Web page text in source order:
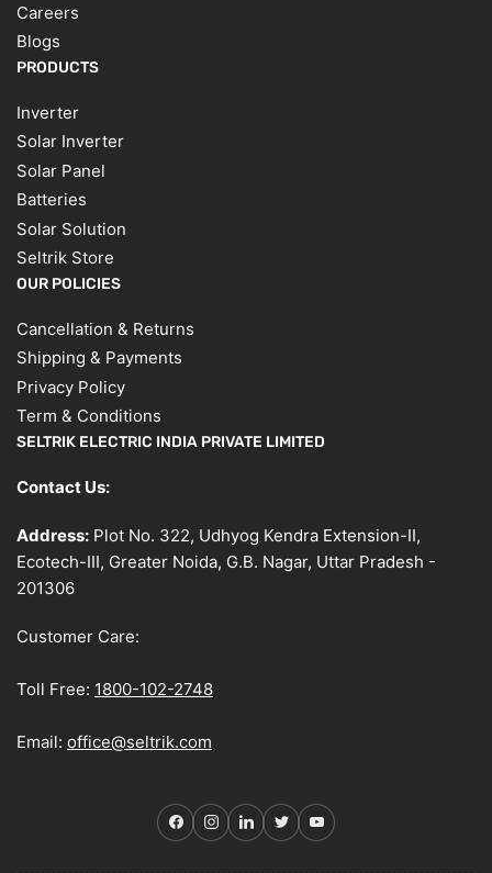
Careers
Blogs
PRODUCTS
Inverter
Solar Inverter
Solar Panel
Batteries
Solar Solution
Seltrik Store
OUR POLICIES
Cancellation & Returns
Shipping & Payments
Privacy Policy
Term & Conditions
SELTRIK ELECTRIC INDIA PRIVATE LIMITED
Contact Us:
Address: Plot No. 322, Udhyog Kendra Extension-II,
Ecotech-III, Greater Noida, G.B. Nagar, Uttar Pradesh -
201306
Customer Care:
Toll Free: 1800-102-2748
Email: office@seltrik.com
Facebook
Instagram
LinkedIn
TwitterYouTube